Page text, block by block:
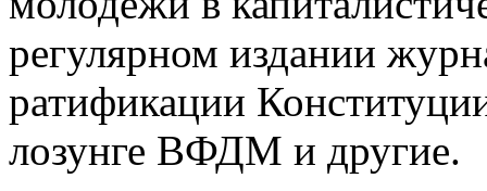
регулярном издании
ратификации
лозунге ВФДМ и другие.